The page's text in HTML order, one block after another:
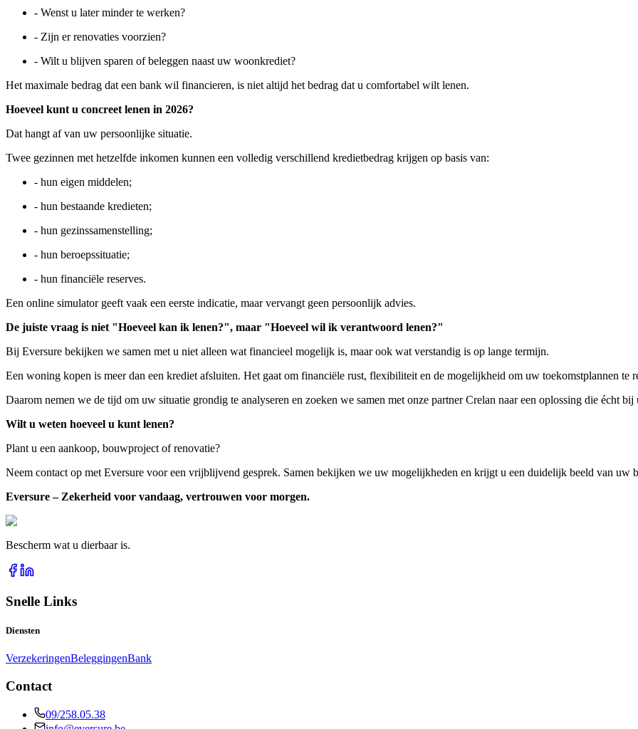
- Wenst u later minder te werken?
- Zijn er renovaties voorzien?
- Wilt u blijven sparen of beleggen naast uw woonkrediet?
Het maximale bedrag dat een bank wil financieren, is niet altijd het bedrag dat u comfortabel wilt lenen.
Hoeveel kunt u concreet lenen in 2026?
Dat hangt af van uw persoonlijke situatie.
Twee gezinnen met hetzelfde inkomen kunnen een volledig verschillend kredietbedrag krijgen op basis van:
- hun eigen middelen;
- hun bestaande kredieten;
- hun gezinssamenstelling;
- hun beroepssituatie;
- hun financiële reserves.
Een online simulator geeft vaak een eerste indicatie, maar vervangt geen persoonlijk advies.
De juiste vraag is niet "Hoeveel kan ik lenen?", maar "Hoeveel wil ik verantwoord lenen?"
Bij Eversure bekijken we samen met u niet alleen wat financieel mogelijk is, maar ook wat verstandig is op lange termijn.
Een woning kopen is meer dan een krediet afsluiten. Het gaat om financiële rust, flexibiliteit en de mogelijkheid om uw toekomstplannen te
Daarom nemen we de tijd om uw situatie grondig te analyseren en zoeken we samen met onze partner Crelan naar een oplossing die écht bij
Wilt u weten hoeveel u kunt lenen?
Plant u een aankoop, bouwproject of renovatie?
Neem contact op met Eversure voor een vrijblijvend gesprek. Samen bekijken we uw mogelijkheden en krijgt u een duidelijk beeld van uw
Eversure – Zekerheid voor vandaag, vertrouwen voor morgen.
Bescherm wat u dierbaar is.
Snelle Links
Diensten
VerzekeringenBeleggingenBank
Contact
09/258.05.38